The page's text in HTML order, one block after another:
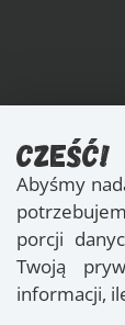
[/
Cześć!
Abyśmy
porcji
Twoją
informacji,